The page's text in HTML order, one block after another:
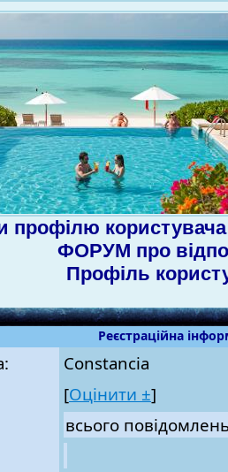
профілю
ФОРУМ про
Профіль
Реєстраційна
Constancia
[Оцінити ±]
всього